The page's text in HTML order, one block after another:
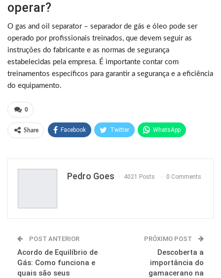
operar?
O gas and oil separator – separador de gás e óleo pode ser
operado por profissionais treinados, que devem seguir as
instruções do fabricante e as normas de segurança
estabelecidas pela empresa. É importante contar com
treinamentos específicos para garantir a segurança e a eficiência
do equipamento.
0
Share Facebook Twitter WhatsApp
Pedro Goes 4021 Posts 0 Comments
POST ANTERIOR
Acordo de Equilíbrio de
Gás: Como funciona e
quais são seus
PRÓXIMO POST
Descoberta a
importância do
gamacerano na